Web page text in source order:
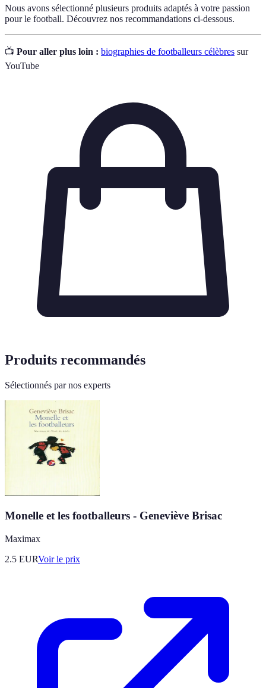
Nous avons sélectionné plusieurs produits adaptés à votre passion
pour le football. Découvrez nos recommandations ci-dessous.
📺 Pour aller plus loin : biographies de footballeurs célèbres sur
YouTube
Produits recommandés
Sélectionnés par nos experts
Monelle et les footballeurs - Geneviève Brisac
Maximax
2.5 EURVoir le prix